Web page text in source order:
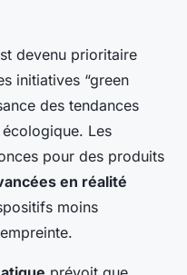
devenu prioritaire
initiatives “green
des tendances
Les
pour des produits
en réalité
moins